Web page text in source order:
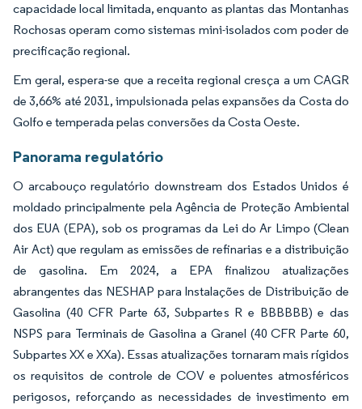
capacidade local limitada, enquanto as plantas das Montanhas
Rochosas operam como sistemas mini-isolados com poder de
precificação regional.
Em geral, espera-se que a receita regional cresça a um CAGR
de 3,66% até 2031, impulsionada pelas expansões da Costa do
Golfo e temperada pelas conversões da Costa Oeste.
Panorama regulatório
O arcabouço regulatório downstream dos Estados Unidos é
moldado principalmente pela Agência de Proteção Ambiental
dos EUA (EPA), sob os programas da Lei do Ar Limpo (Clean
Air Act) que regulam as emissões de refinarias e a distribuição
de gasolina. Em 2024, a EPA finalizou atualizações
abrangentes das NESHAP para Instalações de Distribuição de
Gasolina (40 CFR Parte 63, Subpartes R e BBBBBB) e das
NSPS para Terminais de Gasolina a Granel (40 CFR Parte 60,
Subpartes XX e XXa). Essas atualizações tornaram mais rígidos
os requisitos de controle de COV e poluentes atmosféricos
perigosos, reforçando as necessidades de investimento em